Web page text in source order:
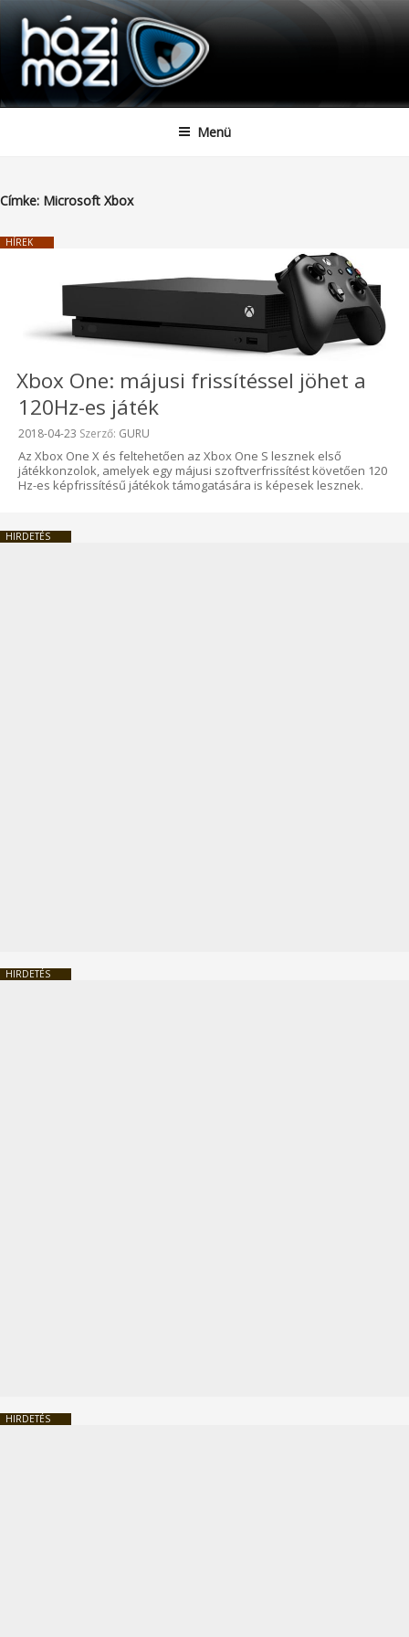
Tartalomhoz
HAZIMOZI
Menü
Címke: Microsoft Xbox
HÍREK
Xbox One: májusi frissítéssel jöhet a
120Hz-es játék
Beküldve:
2018-04-23 Szerző: GURU
Az Xbox One X és feltehetően az Xbox One S lesznek első
játékkonzolok, amelyek egy májusi szoftverfrissítést követően 120
Hz-es képfrissítésű játékok támogatására is képesek lesznek.
HIRDETÉS
HIRDETÉS
HIRDETÉS